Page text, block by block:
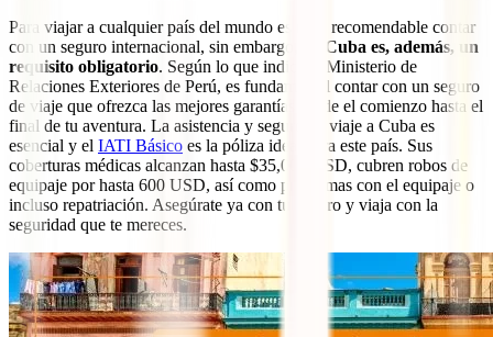
Para viajar a cualquier país del mundo es muy recomendable contar
con un seguro internacional, sin embargo,
en Cuba es, además, un
requisito obligatorio. Según lo que indica el Ministerio de
Relaciones Exteriores de Perú, es fundamental contar con un seguro
de viaje que ofrezca las mejores garantías desde el comienzo hasta el
final de tu aventura. La asistencia y seguro de viaje a Cuba es
esencial y el IATI Básico es la póliza ideal para este país. Sus
coberturas médicas alcanzan hasta $35,000 USD, cubren robos de
equipaje por hasta 600 USD, así como problemas con el equipaje o
incluso repatriación. Asegúrate ya con tu seguro y viaja con la
seguridad que te mereces.